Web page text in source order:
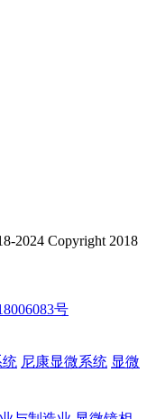
2024 Copyright 2018
号
统 尼康显微系统 显微